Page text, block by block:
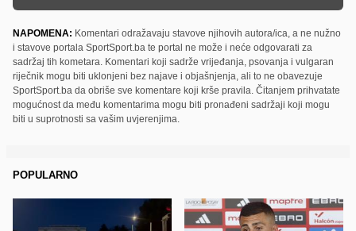
NAPOMENA: Komentari odražavaju stavove njihovih autora/ica, a ne nužno
i stavove portala SportSport.ba te portal ne može i neće odgovarati za
sadržaj tih kometara. Komentari koji sadrže vrijeđanja, psovanja i vulgaran
riječnik mogu biti uklonjeni bez najave i objašnjenja, ali to ne obavezuje
SportSport.ba da obriše sve komentare koji krše pravila. Čitanjem prihvatate
mogućnost da među komentarima mogu biti pronađeni sadržaji koji mogu
biti u suprotnosti sa vašim uvjerenjima.
POPULARNO